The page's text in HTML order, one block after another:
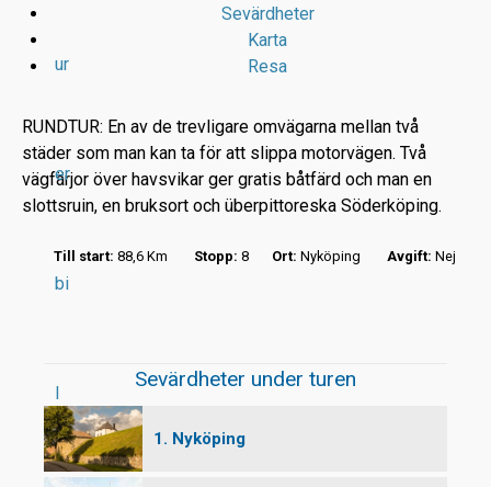
ur
er
bi
l
Sevärdheter
Karta
Resa
RUNDTUR: En av de trevligare omvägarna mellan två
städer som man kan ta för att slippa motorvägen. Två
vägfärjor över havsvikar ger gratis båtfärd och man en
slottsruin, en bruksort och überpittoreska Söderköping.
Till start: 88,6 Km Stopp: 8 Ort: Nyköping Avgift: Nej
Sevärdheter under turen
1. Nyköping